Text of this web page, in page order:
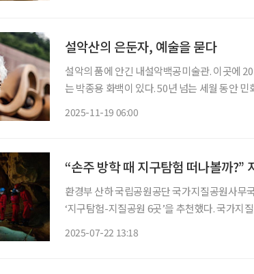
설악산의 은둔자, 예술을 묻다
설악의 품에 안긴 내설악백공미술관. 이곳에
는 박종용 화백이 있다. 50년 넘는 세월 동안 민화와 불화, 조각과 도자기를
2025-11-19 06:00
“손주 방학 때 지구탐험 떠나볼까?”
환경부 산하 국립공원공단 국가지질공원사무
‘지구탐험-지질공원 6곳’을 추천했다. 국가지
2025-07-22 13:18